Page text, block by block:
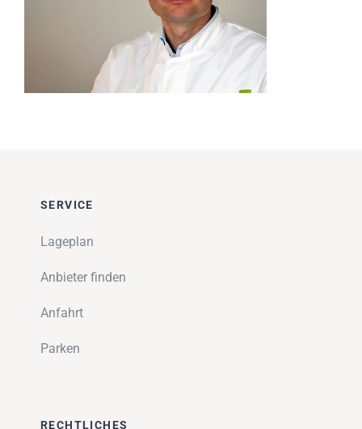
SERVICE
Lageplan
Anbieter finden
Anfahrt
Parken
RECHTLICHES